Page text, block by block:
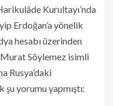
Kurultayı’nda
Erdoğan’a yönelik
hesabı üzerinden
Söylemez isimli
Rusya’daki
yorumu yapmıştı: